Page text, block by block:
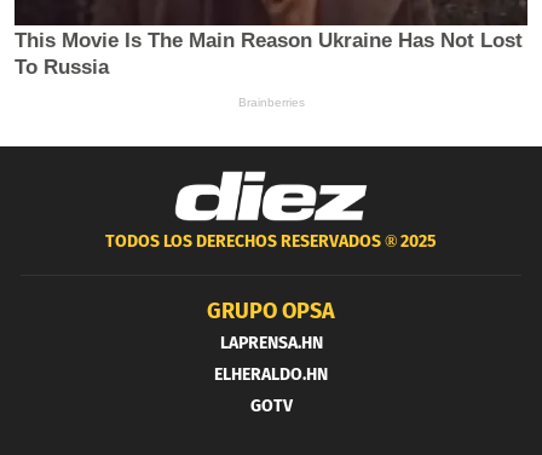
TODOS LOS DERECHOS RESERVADOS ®2025
GRUPO OPSA
LAPRENSA.HN
ELHERALDO.HN
GOTV